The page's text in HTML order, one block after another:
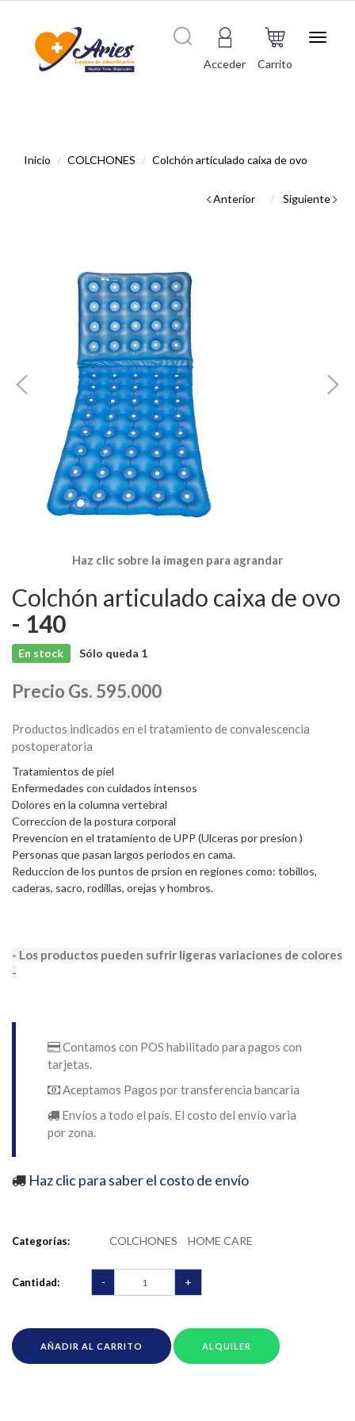
Acceder Carrito
Toggle
Inicio COLCHONES Colchón articulado caixa de ovo
Anterior Siguiente
Haz clic sobre la imagen para agrandar
Colchón articulado caixa de ovo
- 140
En stock Sólo queda 1
Precio Gs. 595.000
Productos indicados en el tratamiento de convalescencia
postoperatoria
Tratamientos de piel
Enfermedades con cuidados intensos
Dolores en la columna vertebral
Correccion de la postura corporal
Prevencion en el tratamiento de UPP (Ulceras por presion )
Personas que pasan largos periodos en cama.
Reduccion de los puntos de prsion en regiones como: tobillos,
caderas, sacro, rodillas, orejas y hombros.
- Los productos pueden sufrir ligeras variaciones de colores
-
Contamos con POS habilitado para pagos con
tarjetas.
Aceptamos Pagos por transferencia bancaria
Envíos a todo el país. El costo del envío varia
por zona.
Haz clic para saber el costo de envío
Categorías: COLCHONES HOME CARE
Cantidad: - +
AÑADIR AL CARRITO ALQUILER